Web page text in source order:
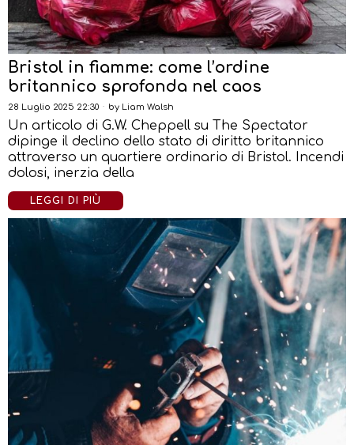
Bristol in fiamme: come l’ordine
britannico sprofonda nel caos
28 Luglio 2025 22:30 by Liam Walsh
Un articolo di G.W. Cheppell su The Spectator
dipinge il declino dello stato di diritto britannico
attraverso un quartiere ordinario di Bristol. Incendi
dolosi, inerzia della
LEGGI DI PIÙ